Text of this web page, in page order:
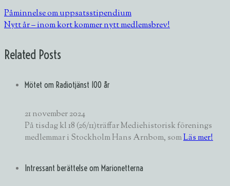
Påminnelse om uppsatsstipendium
Nytt år – inom kort kommer nytt medlemsbrev!
Related Posts
Mötet om Radiotjänst 100 år
21 november 2024
På tisdag kl 18 (26/11)träffar Mediehistorisk förenings
medlemmar i Stockholm Hans Arnbom, somLäs mer!
Intressant berättelse om Marionetterna